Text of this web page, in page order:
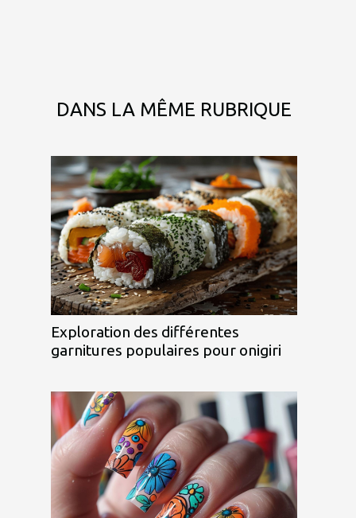
DANS LA MÊME RUBRIQUE
Exploration des différentes
garnitures populaires pour onigiri